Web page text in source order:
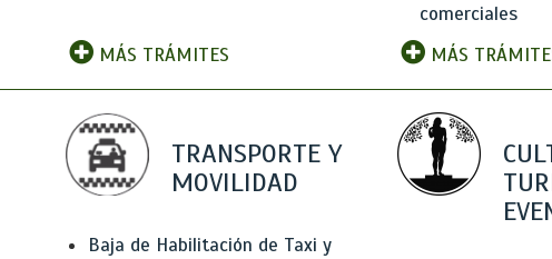
MÁS TRÁMITES
comerciales
MÁS
TRANSPORTE Y
MOVILIDAD
Baja de Habilitación de Taxi y